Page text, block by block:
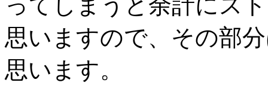
思いますので、その部
思います。